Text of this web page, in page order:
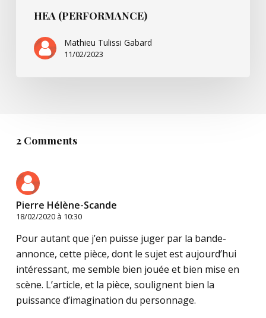
HEA (PERFORMANCE)
Mathieu Tulissi Gabard
11/02/2023
2 Comments
Pierre Hélène-Scande
18/02/2020 à 10:30
Pour autant que j’en puisse juger par la bande-
annonce, cette pièce, dont le sujet est aujourd’hui
intéressant, me semble bien jouée et bien mise en
scène. L’article, et la pièce, soulignent bien la
puissance d’imagination du personnage.